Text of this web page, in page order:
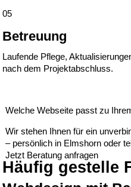
05
Betreuung
Laufende Pflege,
nach dem Projektabschluss.
Welche Webseite passt zu
Wir stehen Ihnen für ein
– persönlich in Elmshorn oder
Jetzt Beratung anfragen
Häufig gestelle